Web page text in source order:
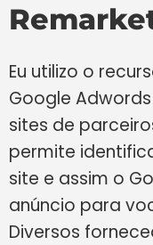
Eu utilizo o
Google
sites de
permite
site e assim o
anúncio para
Diversos